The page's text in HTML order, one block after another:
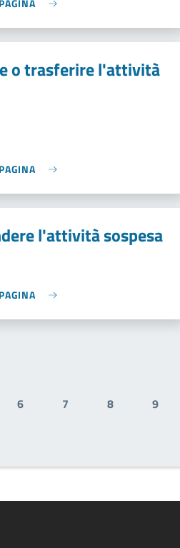
o trasferire l'attività
l'attività sospesa
Pagina
6
Pagina
7
Pagina
8
Pagina
9